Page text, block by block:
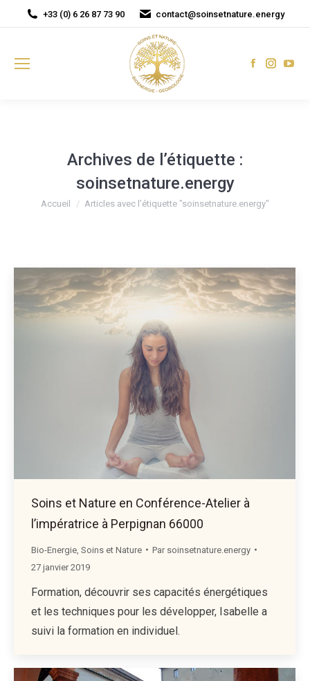
+33 (0) 6 26 87 73 90 contact@soinsetnature.energy
Facebook
Archives de l’étiquette :
soinsetnature.energy
Vous êtes ici :
Accueil Articles avec l’étiquette "soinsetnature.energy"
Soins et Nature en Conférence-Atelier à
l’impératrice à Perpignan 66000
Bio-Energie Soins et Nature Par soinsetnature.energy
27 janvier 2019
Formation, découvrir ses capacités énergétiques
et les techniques pour les développer, Isabelle a
suivi la formation en individuel.